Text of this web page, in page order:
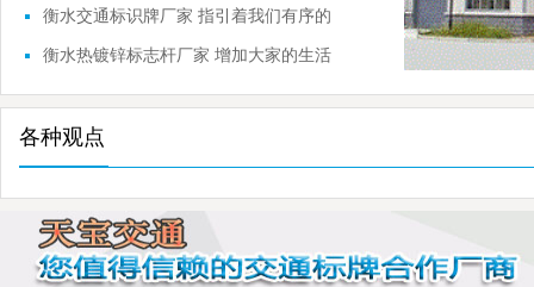
示标牌
衡水交通标识牌厂家 指引着我们有序的
前进
衡水热镀锌标志杆厂家 增加大家的生活
常识
各种观点